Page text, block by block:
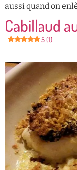
aussi quand on
Cabillaud
5 (1)